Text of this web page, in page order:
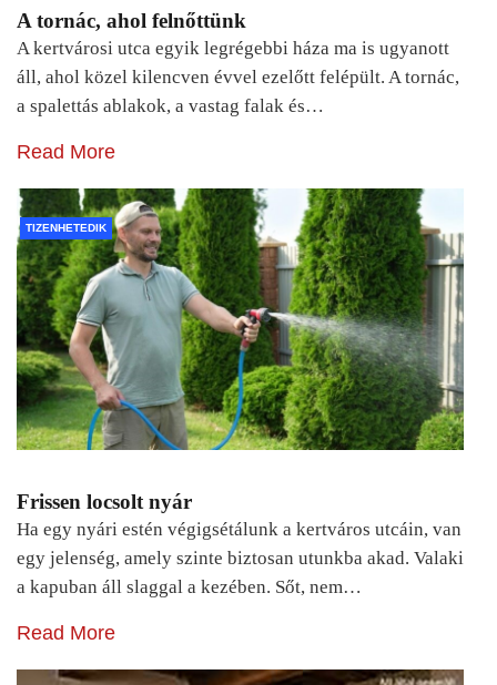
A tornác, ahol felnőttünk
A kertvárosi utca egyik legrégebbi háza ma is ugyanott
áll, ahol közel kilencven évvel ezelőtt felépült. A tornác,
a spalettás ablakok, a vastag falak és…
Read More
TIZENHETEDIK
Frissen locsolt nyár
Ha egy nyári estén végigsétálunk a kertváros utcáin, van
egy jelenség, amely szinte biztosan utunkba akad. Valaki
a kapuban áll slaggal a kezében. Sőt, nem…
Read More